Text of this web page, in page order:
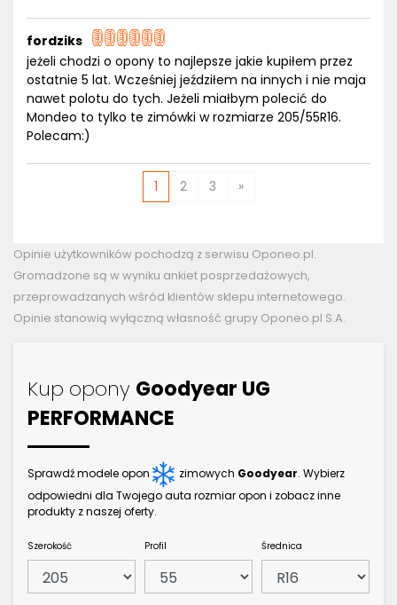
fordziks
jeżeli chodzi o opony to najlepsze jakie kupiłem przez
ostatnie 5 lat. Wcześniej jeździłem na innych i nie maja
nawet polotu do tych. Jeżeli miałbym polecić do
Mondeo to tylko te zimówki w rozmiarze 205/55R16.
Polecam:)
1 2 3 »
Opinie użytkowników pochodzą z serwisu Oponeo.pl.
Gromadzone są w wyniku ankiet posprzedażowych,
przeprowadzanych wśród klientów sklepu internetowego.
Opinie stanowią wyłączną własność grupy Oponeo.pl S.A.
Kup opony Goodyear UG
PERFORMANCE
Sprawdź modele opon zimowych Goodyear. Wybierz
odpowiedni dla Twojego auta rozmiar opon i zobacz inne
produkty z naszej oferty.
Szerokość Profil Średnica